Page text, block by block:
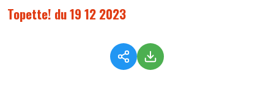
Topette! du 19 12 2023